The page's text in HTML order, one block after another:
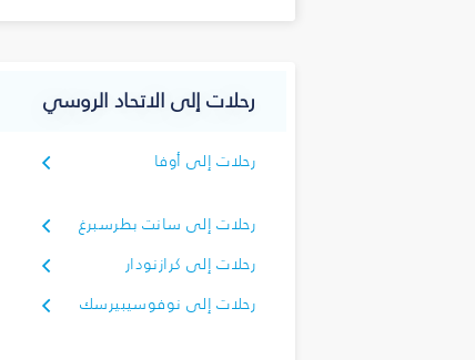
رحلات إلى الاتحاد الروسي
رحلات إلى أوفا
رحلات إلى سانت بطرسبرغ
رحلات إلى كرازنودار
رحلات إلى نوفوسيبيرسك